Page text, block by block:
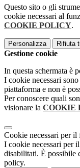
Questo sito o gli
cookie necessari al
COOKIE POLICY.
Personalizza Rifiuta
Gestione cookie
In questa schermata è
I cookie necessari
piattaforma e non è
Per conoscere quali
visionare la COOKIE
Cookie necessari per il
I cookie necessari per
disabilitati. È possibile
policy.